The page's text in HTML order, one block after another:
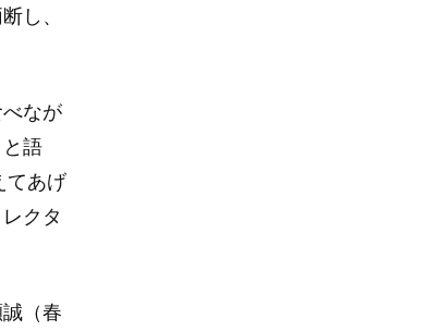
し、
なが
語
てあげ
クタ
（春